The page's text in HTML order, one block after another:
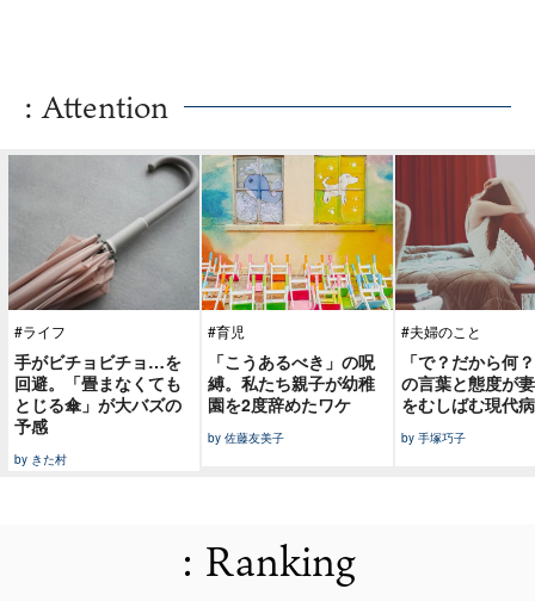
: Attention
#ライフ
手がビチョビチョ…を
回避。「畳まなくても
とじる傘」が大バズの
予感
by きた村
#育児
「こうあるべき」の呪
縛。私たち親子が幼稚
園を2度辞めたワケ
by 佐藤友美子
#夫婦のこと
「で？だから何
の言葉と態度が
をむしばむ現代病
by 手塚巧子
: Ranking